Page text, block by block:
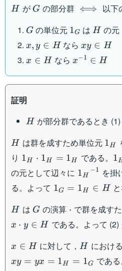
H
H が G
G の部分群 \iff
⟺ 以下
G
G の単位元 1_G
1G は H
H の元
x,y
H
x, y ∈ H ならxy
\in
xy ∈ H
x
x ∈ H なら x^{-1}
x−1 ∈ H
証明
H
H が部分群であるとき
H
H は群を成すため単位元 1_H
1H
り 1_H
\cdot
1_H
=
1H ⋅ 1H = 1H である。
G
1
の元として辺々に {1_H}^{-
1H
−1 を掛
る。よって 1_G
1_H
\in
H
1G = 1H ∈ H
H
H は G
G の演算 \cdot
⋅ で群を成すた
x ⋅ y ∈ H である。よって (2)
x
H
x ∈ H に対して，H
H におけ
xy = yx = 1H = 1G であ